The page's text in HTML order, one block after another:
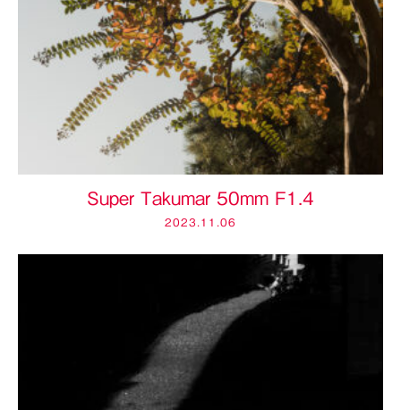
Super Takumar 50mm F1.4
2023.11.06